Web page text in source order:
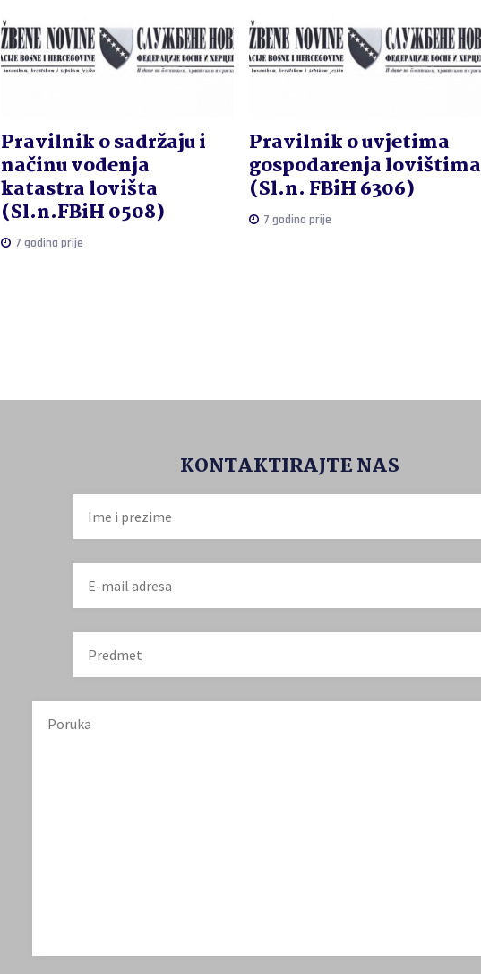
Pravilnik o sadržaju i
načinu vodenja
katastra lovišta
(Sl.n.FBiH 0508)
7 godina prije
Pravilnik o uvjetima
gospodarenja lovištima
(Sl.n. FBiH 6306)
7 godina prije
KONTAKTIRAJTE NAS